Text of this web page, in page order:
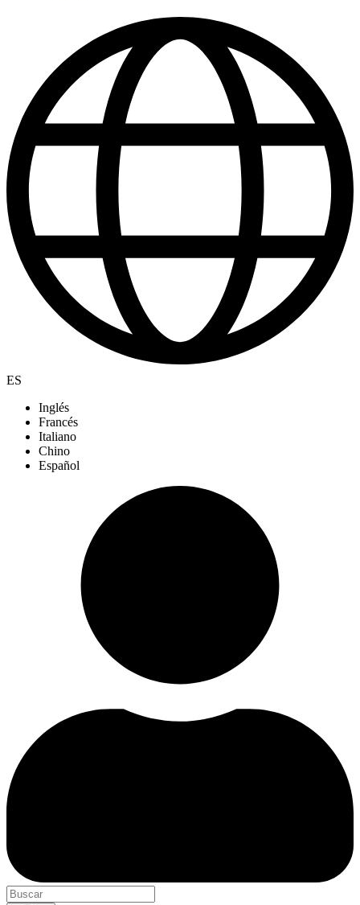
ES
Inglés
Francés
Italiano
Chino
Español